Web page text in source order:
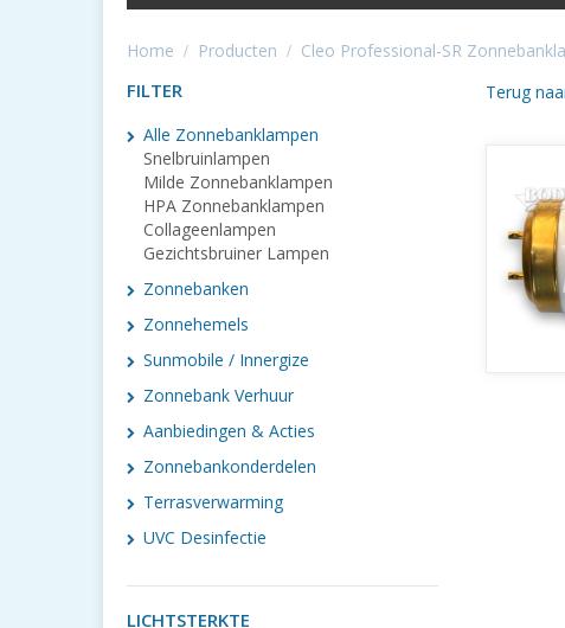
Home Producten Cleo Professional-SR
FILTER
Alle Zonnebanklampen
Snelbruinlampen
Milde Zonnebanklampen
HPA Zonnebanklampen
Collageenlampen
Gezichtsbruiner Lampen
Zonnebanken
Zonnehemels
Sunmobile / Innergize
Zonnebank Verhuur
Aanbiedingen & Acties
Zonnebankonderdelen
Terrasverwarming
UVC Desinfectie
LICHTSTERKTE
Terug